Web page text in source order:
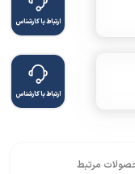
ارتباط با کارشناس
ارتباط با کارشناس
مرتبط